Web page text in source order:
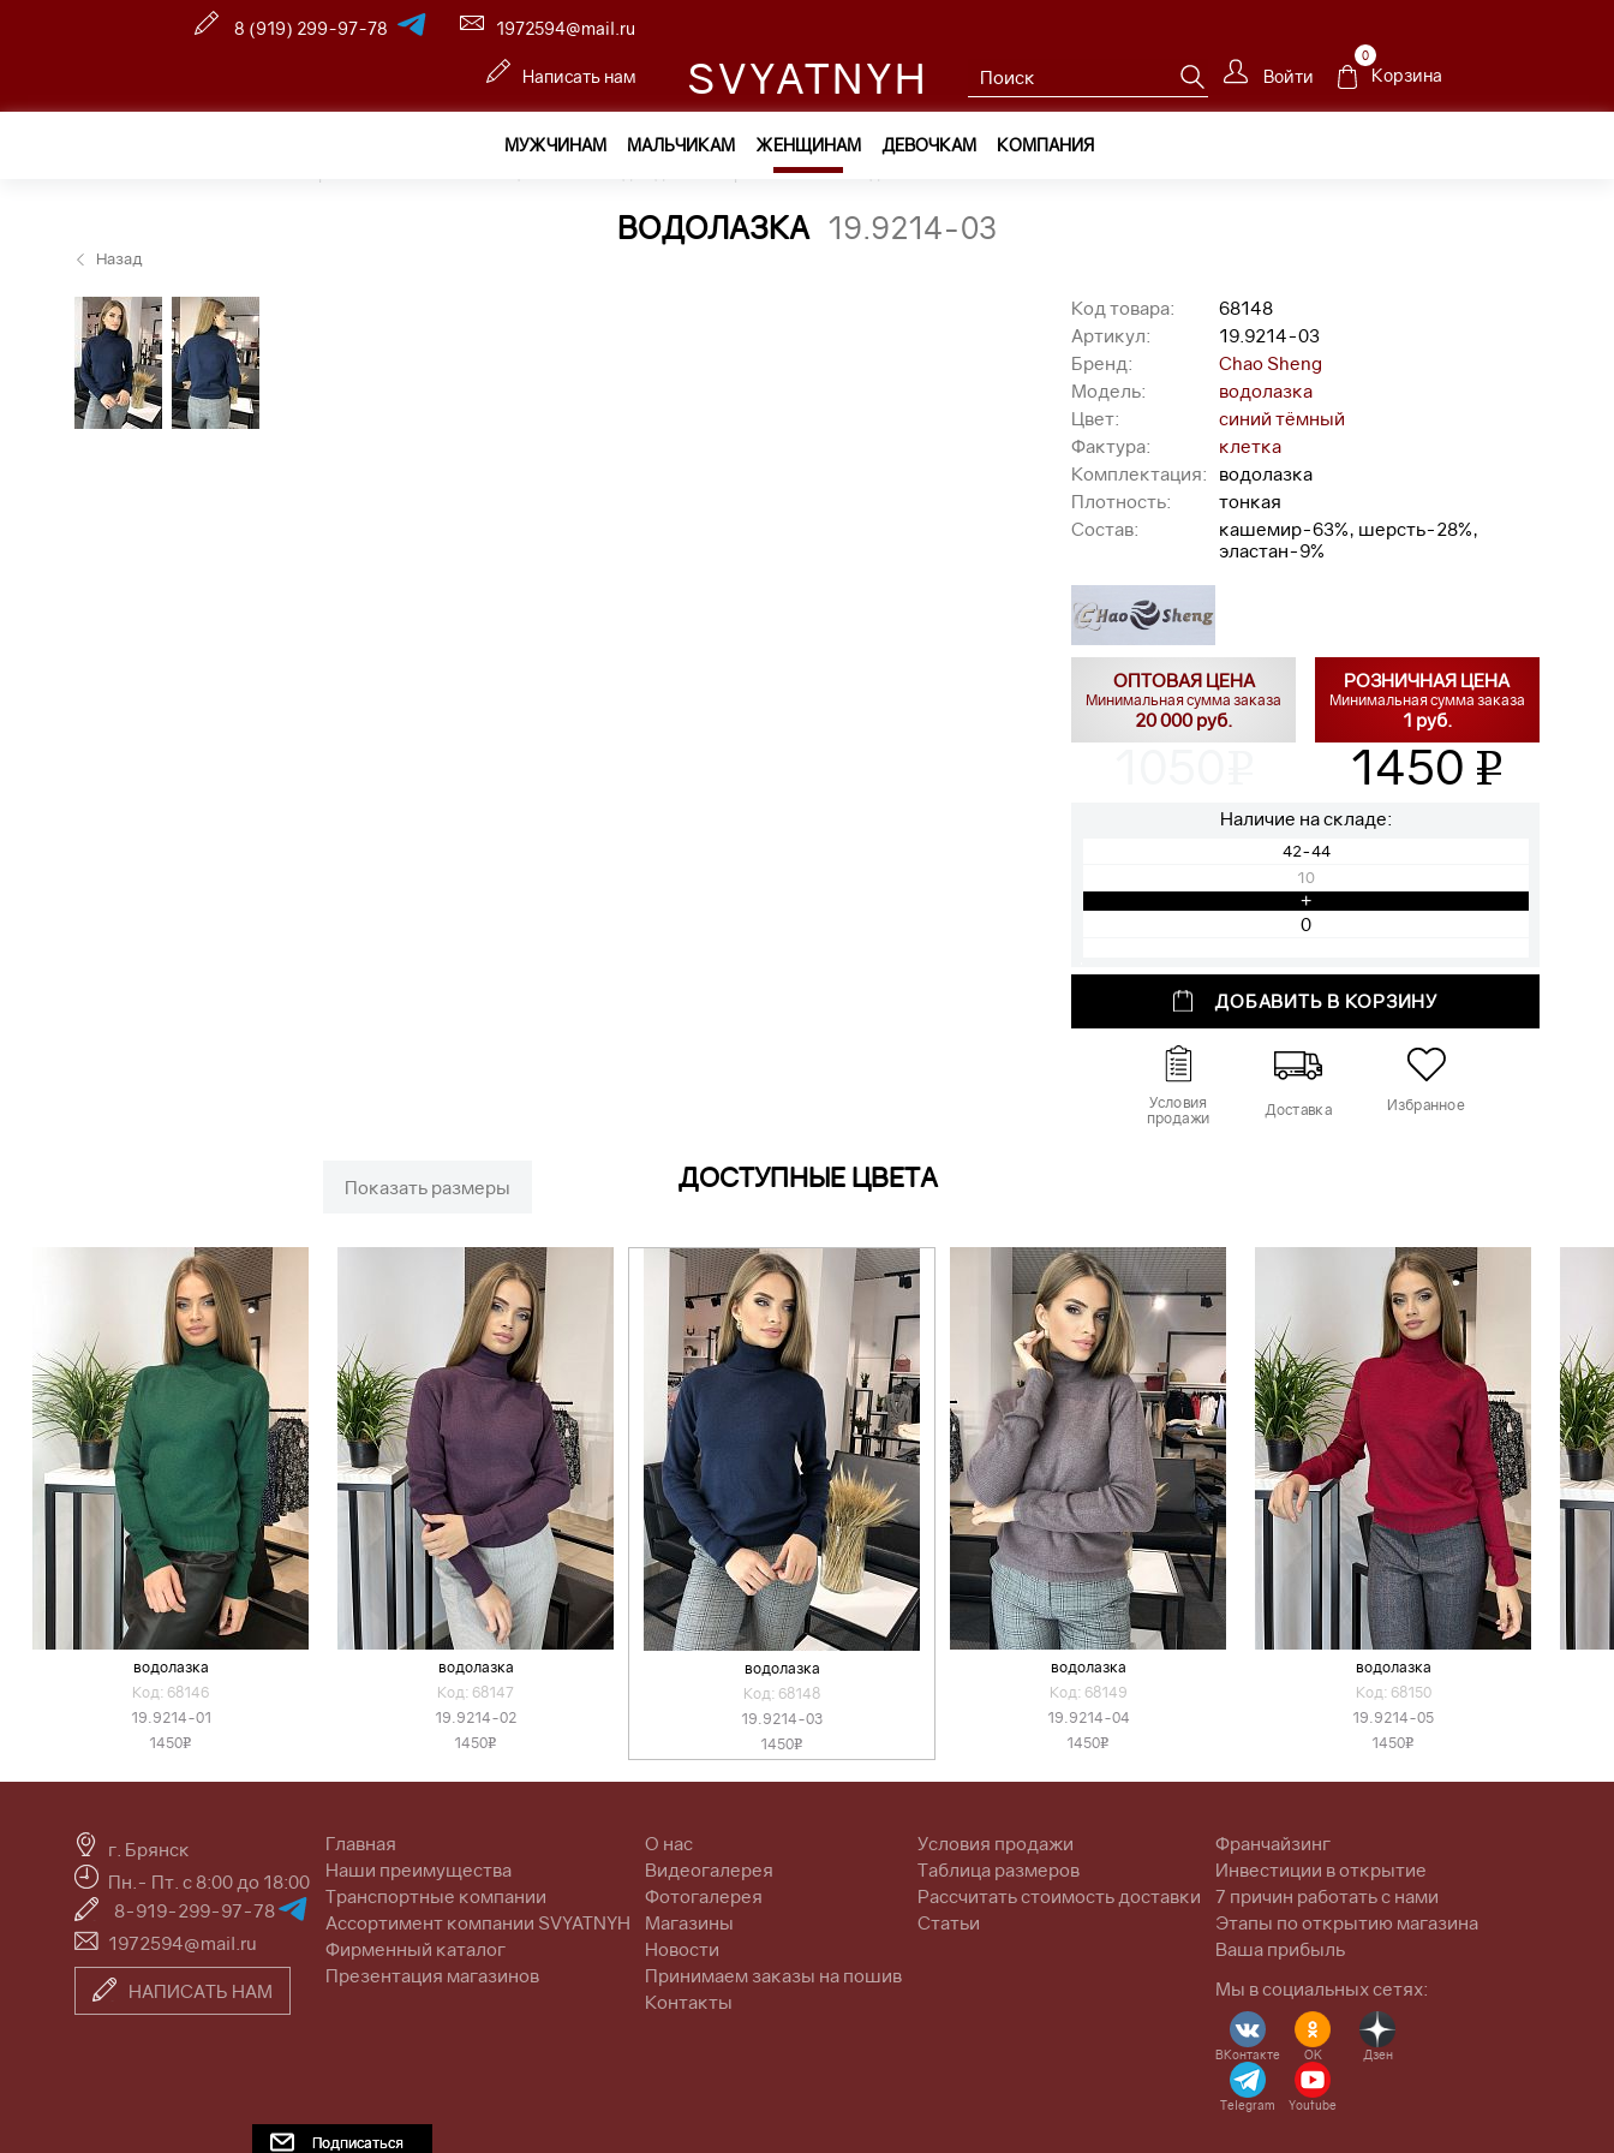
8 (919) 299-97-78 1972594@mail.ru
Написать нам SVYATNYH Войти
0
Корзина
МУЖЧИНАМ МАЛЬЧИКАМ ЖЕНЩИНАМ ДЕВОЧКАМ КОМПАНИЯ
Трикотаж —
ВОДОЛАЗКА 19.9214-03
Назад
Код товара:
68148
Артикул:
19.9214-03
Бренд:
Chao Sheng
Модель:
водолазка
Цвет:
синий тёмный
Фактура:
клетка
Комплектация:
водолазка
Плотность:
тонкая
Состав:
кашемир-63%, шерсть-28%,
эластан-9%
ОПТОВАЯ ЦЕНА
Минимальная сумма заказа
20 000 руб.
РОЗНИЧНАЯ ЦЕНА
Минимальная сумма заказа
1 руб.
1450 v
Наличие на складе:
42-44
10
+
ДОБАВИТЬ В КОРЗИНУ
Условия
продажи
Доставка Избранное
Показать размеры ДОСТУПНЫЕ ЦВЕТА
водолазка
Код: 68146
19.9214-01
1450v
водолазка
Код: 68147
19.9214-02
1450v
водолазка
Код: 68148
19.9214-03
1450v
водолазка
Код: 68149
19.9214-04
1450v
водолазка
Код: 68150
19.9214-05
1450v
г. Брянск
Пн.- Пт. с 8:00 до 18:00
8-919-299-97-78
1972594@mail.ru
НАПИСАТЬ НАМ
Главная
Наши преимущества
Транспортные компании
Ассортимент компании SVYATNYH
Фирменный каталог
Презентация магазинов
О нас
Видеогалерея
Фотогалерея
Магазины
Новости
Принимаем заказы на пошив
Контакты
Условия продажи
Таблица размеров
Рассчитать стоимость доставки
Статьи
Франчайзинг
Инвестиции в открытие
7 причин работать с нами
Этапы по открытию магазина
Ваша прибыль
Мы в социальных сетях:
ВКонтакте OK Дзен
Telegram Youtube